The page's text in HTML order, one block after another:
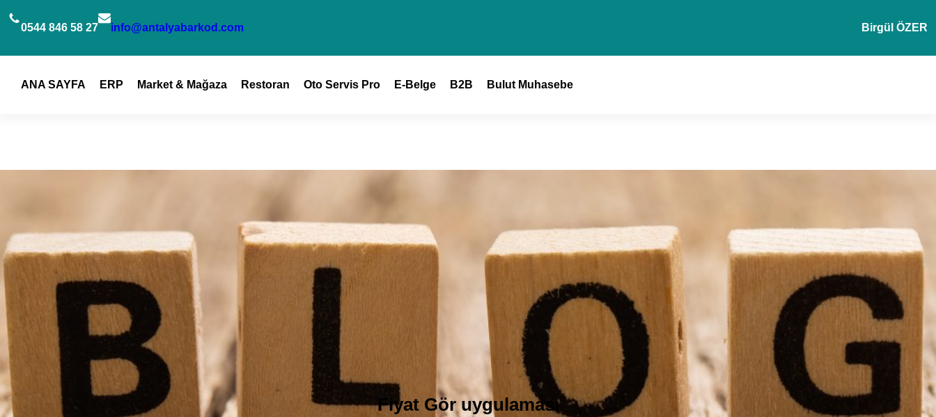
geç 0544 846 58 27 info@antalyabarkod.com Birgül ÖZER
ANA SAYFA ERP Market & Mağaza Restoran Oto Servis Pro E-Belge B2B Bulut Muhasebe
Fiyat Gör uygulaması